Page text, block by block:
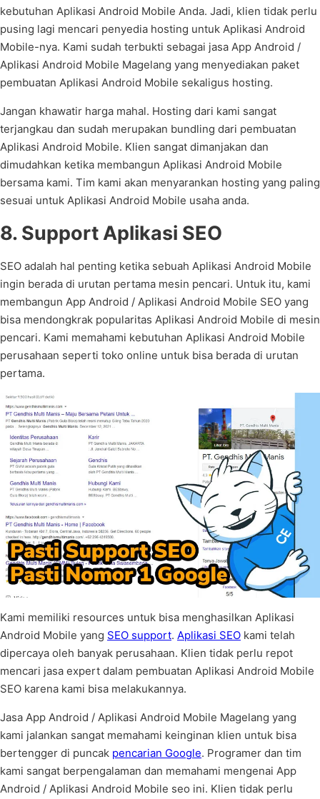
kebutuhan Aplikasi Android Mobile Anda. Jadi, klien tidak perlu
pusing lagi mencari penyedia hosting untuk Aplikasi Android
Mobile-nya. Kami sudah terbukti sebagai jasa App Android /
Aplikasi Android Mobile Magelang yang menyediakan paket
pembuatan Aplikasi Android Mobile sekaligus hosting.
Jangan khawatir harga mahal. Hosting dari kami sangat
terjangkau dan sudah merupakan bundling dari pembuatan
Aplikasi Android Mobile. Klien sangat dimanjakan dan
dimudahkan ketika membangun Aplikasi Android Mobile
bersama kami. Tim kami akan menyarankan hosting yang paling
sesuai untuk Aplikasi Android Mobile usaha anda.
8. Support Aplikasi SEO
SEO adalah hal penting ketika sebuah Aplikasi Android Mobile
ingin berada di urutan pertama mesin pencari. Untuk itu, kami
membangun App Android / Aplikasi Android Mobile SEO yang
bisa mendongkrak popularitas Aplikasi Android Mobile di mesin
pencari. Kami memahami kebutuhan Aplikasi Android Mobile
perusahaan seperti toko online untuk bisa berada di urutan
pertama.
Kami memiliki resources untuk bisa menghasilkan Aplikasi
Android Mobile yang SEO support. Aplikasi SEO kami telah
dipercaya oleh banyak perusahaan. Klien tidak perlu repot
mencari jasa expert dalam pembuatan Aplikasi Android Mobile
SEO karena kami bisa melakukannya.
Jasa App Android / Aplikasi Android Mobile Magelang yang
kami jalankan sangat memahami keinginan klien untuk bisa
bertengger di puncak pencarian Google. Programer dan tim
kami sangat berpengalaman dan memahami mengenai App
Android / Aplikasi Android Mobile seo ini. Klien tidak perlu